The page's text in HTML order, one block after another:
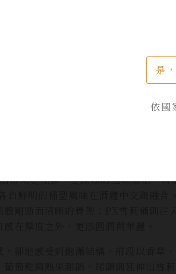
是
依國
帶來更完整、更深邃的風味進化，特